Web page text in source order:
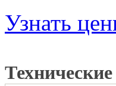
Узнать